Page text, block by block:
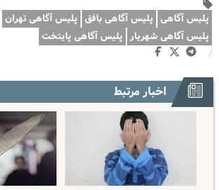
پلیس آگاهی پلیس آگاهی بافق پلیس آگاهی تهران
پلیس آگاهی شهریار پلیس آگاهی پایتخت
/
اخبار مرتبط